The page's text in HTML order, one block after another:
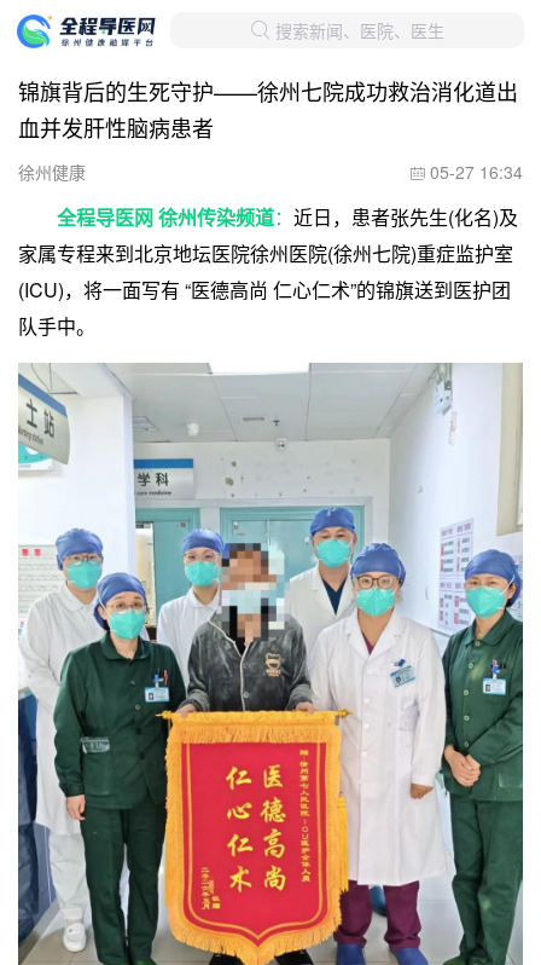
 搜索新闻、医院、医生
锦旗背后的生死守护——徐州七院成功救治消化道出
血并发肝性脑病患者
徐州健康  05-27 16:34
全程导医网 徐州传染频道： 近日，患者张先生(化名)及
家属专程来到北京地坛医院徐州医院(徐州七院)重症监护室
(ICU)，将一面写有 “医德高尚 仁心仁术”的锦旗送到医护团
队手中。